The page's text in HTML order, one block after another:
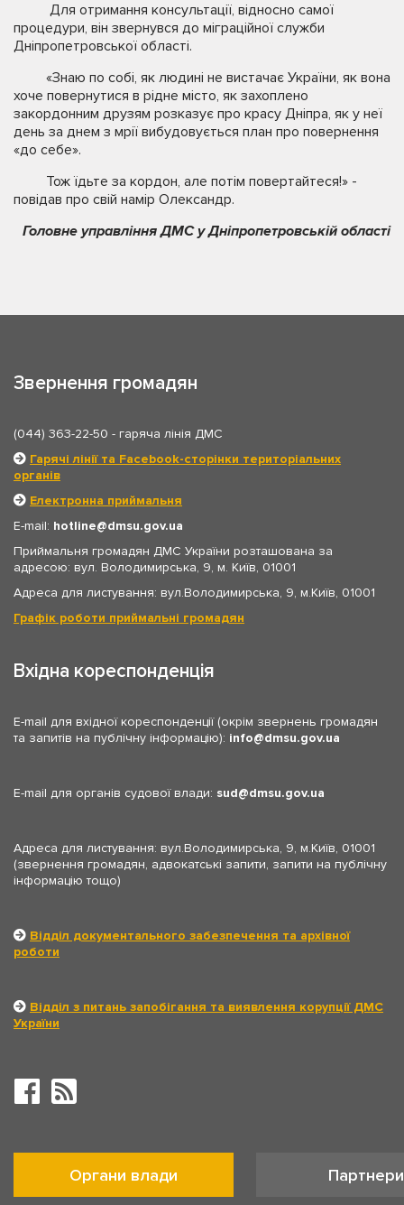
Для отримання консультації, відносно самої
процедури, він звернувся до міграційної служби
Дніпропетровської області.
«Знаю по собі, як людині не вистачає України, як вона
хоче повернутися в рідне місто, як захоплено
закордонним друзям розказує про красу Дніпра, як у неї
день за днем з мрії вибудовується план про повернення
«до себе».
Тож їдьте за кордон, але потім повертайтеся!» -
повідав про свій намір Олександр.
Головне управління ДМС у Дніпропетровській області
Звернення громадян
(044) 363-22-50 - гаряча лінія ДМС
Гарячі лінії та Facebook-сторінки територіальних
органів
Електронна приймальня
E-mail: hotline
dmsu.gov.ua
Приймальня громадян ДМС України розташована за
адресою: вул. Володимирська, 9, м. Київ, 01001
Адреса для листування: вул.Володимирська, 9, м.Київ, 01001
Графік роботи приймальні громадян
Вхідна кореспонденція
E-mail для вхідної кореспонденції (окрім звернень громадян
та запитів на публічну інформацію): info dmsu.gov.ua
E-mail для органів судової влади: sud dmsu.gov.ua
Адреса для листування: вул.Володимирська, 9, м.Київ, 01001
(звернення громадян, адвокатські запити, запити на публічну
інформацію тощо)
Відділ документального забезпечення та архівної
роботи
Відділ з питань запобігання та виявлення корупції ДМС
України
Органи влади Партнери